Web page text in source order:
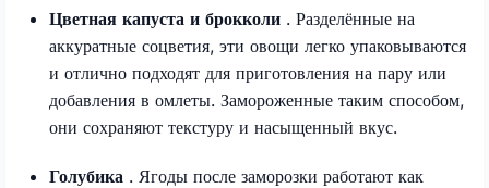
Цветная капуста и брокколи . Разделённые на
аккуратные соцветия, эти овощи легко упаковываются
и отлично подходят для приготовления на пару или
добавления в омлеты. Замороженные таким способом,
они сохраняют текстуру и насыщенный вкус.
Голубика . Ягоды после заморозки работают как